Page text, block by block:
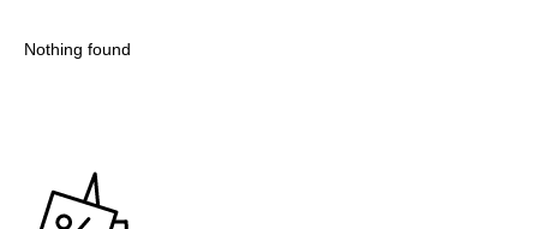
Nothing found